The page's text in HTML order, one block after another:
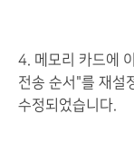
4. 메모리 카드에
전송 순서"를 재설
수정되었습니다.